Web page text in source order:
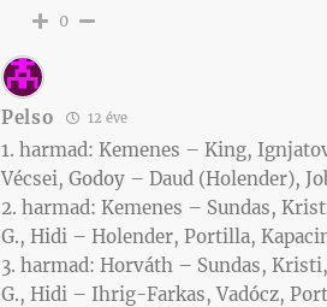
0
Pelso 12 éve
1. harmad: Kemenes – King,
Vécsei, Godoy – Daud (Holender),
2. harmad: Kemenes – Sundas,
G., Hidi – Holender, Portilla,
3. harmad: Horváth – Sundas,
G., Hidi – Ihrig-Farkas, Vadócz,